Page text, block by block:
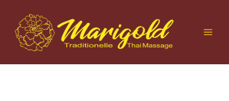
springen